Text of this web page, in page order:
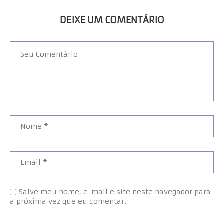
DEIXE UM COMENTÁRIO
Salve meu nome, e-mail e site neste navegador para
a próxima vez que eu comentar.